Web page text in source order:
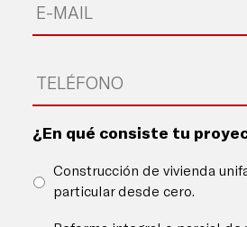
¿En qué consiste tu
Construcción de vivienda
particular desde cero.